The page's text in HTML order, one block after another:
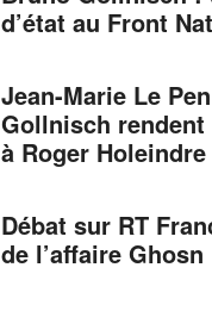
d’état au Front
Jean-Marie Le
Gollnisch rendent
à Roger Holeindre
Débat sur RT
de l’affaire Ghosn